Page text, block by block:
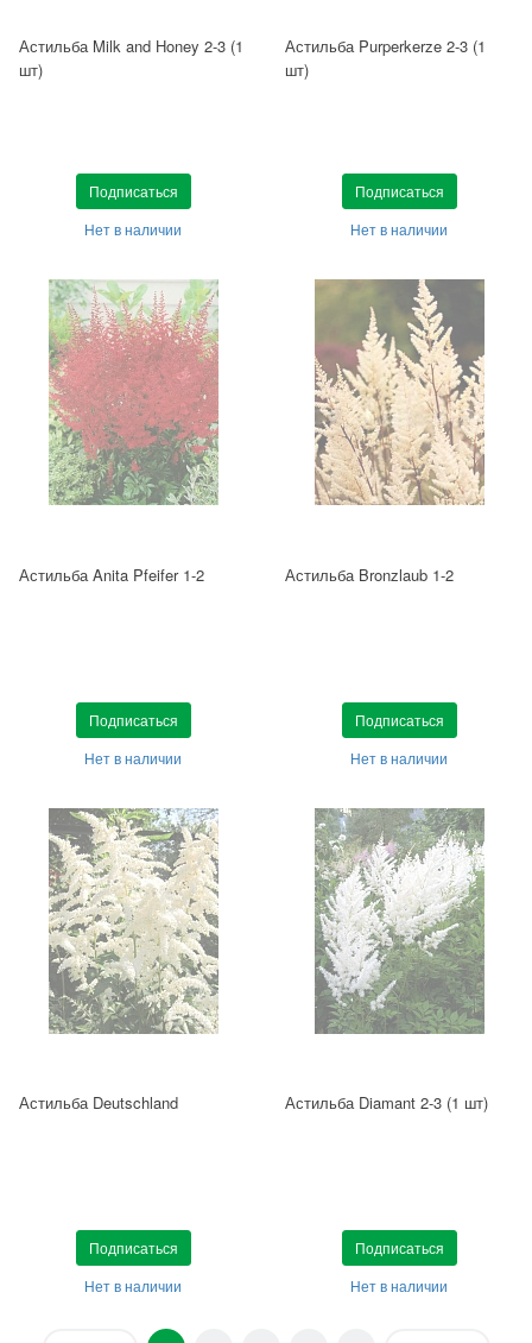
Астильба Milk and Honey 2-3 (1
шт)
Подписаться
Нет в наличии
Астильба Purperkerze 2-3 (1
шт)
Подписаться
Нет в наличии
Астильба Anita Pfeifer 1-2
Подписаться
Нет в наличии
Астильба Bronzlaub 1-2
Подписаться
Нет в наличии
Астильба Deutschland
Подписаться
Нет в наличии
Астильба Diamant 2-3 (1 шт)
Подписаться
Нет в наличии